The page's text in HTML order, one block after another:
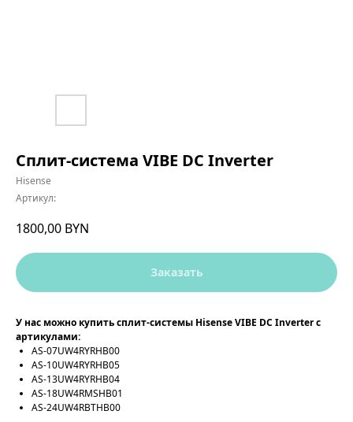
Сплит-система VIBE DC Inverter
Hisense
Артикул:
1800,00 BYN
Заказать
У нас можно купить сплит-системы Hisense VIBE DC Inverter с
артикулами:
AS-07UW4RYRHB00
AS-10UW4RYRHB05
AS-13UW4RYRHB04
AS-18UW4RMSHB01
AS-24UW4RBTHB00